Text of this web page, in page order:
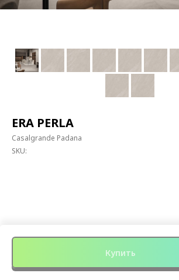
ERA PERLA
Casalgrande Padana
SKU:
Купить